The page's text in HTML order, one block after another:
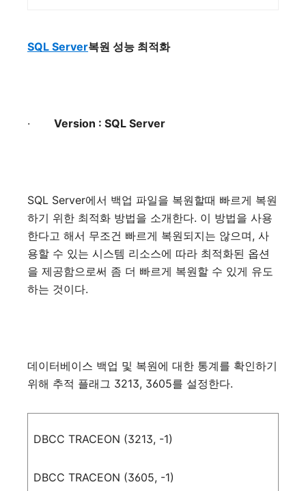
SQL Server복원 성능 최적화
· Version : SQL Server
SQL Server에서 백업 파일을 복원할때 빠르게 복원
하기 위한 최적화 방법을 소개한다. 이 방법을 사용
한다고 해서 무조건 빠르게 복원되지는 않으며, 사
용할 수 있는 시스템 리소스에 따라 최적화된 옵션
을 제공함으로써 좀 더 빠르게 복원할 수 있게 유도
하는 것이다.
데이터베이스 백업 및 복원에 대한 통계를 확인하기
위해 추적 플래그 3213, 3605를 설정한다.
DBCC TRACEON (3213, -1)
DBCC TRACEON (3605, -1)